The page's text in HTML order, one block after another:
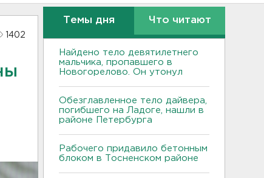
1402
Темы дня Что читают
Найдено тело девятилетнего
мальчика, пропавшего в
Новогорелово. Он утонул
Обезглавленное тело дайвера,
погибшего на Ладоге, нашли в
районе Петербурга
Рабочего придавило бетонным
блоком в Тосненском районе